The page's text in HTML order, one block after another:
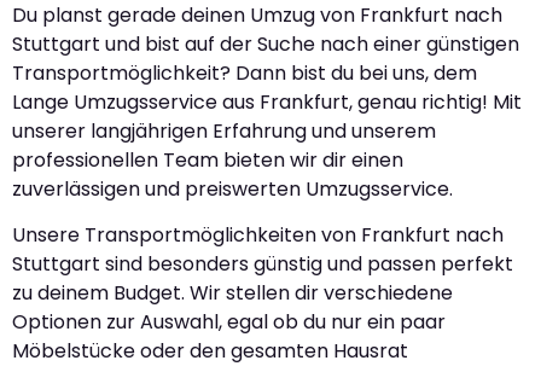
Du planst gerade deinen Umzug von Frankfurt nach
Stuttgart und bist auf der Suche nach einer günstigen
Transportmöglichkeit? Dann bist du bei uns, dem
Lange Umzugsservice aus Frankfurt, genau richtig! Mit
unserer langjährigen Erfahrung und unserem
professionellen Team bieten wir dir einen
zuverlässigen und preiswerten Umzugsservice.
Unsere Transportmöglichkeiten von Frankfurt nach
Stuttgart sind besonders günstig und passen perfekt
zu deinem Budget. Wir stellen dir verschiedene
Optionen zur Auswahl, egal ob du nur ein paar
Möbelstücke oder den gesamten Hausrat